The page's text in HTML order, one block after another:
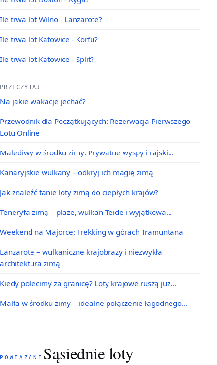
Ile trwa lot Wilno - Lanzarote?
Ile trwa lot Katowice - Korfu?
Ile trwa lot Katowice - Split?
PRZECZYTAJ
Na jakie wakacje jechać?
Przewodnik dla Początkujących: Rezerwacja Pierwszego
Lotu Online
Malediwy w środku zimy: Prywatne wyspy i rajski…
Kanaryjskie wulkany – odkryj ich magię zimą
Jak znaleźć tanie loty zimą do ciepłych krajów?
Teneryfa zimą – plaże, wulkan Teide i wyjątkowa…
Weekend na Majorce: Trekking w górach Tramuntana
Lanzarote – wulkaniczne krajobrazy i niezwykła
architektura zimą
Kiedy polecimy za granicę? Loty krajowe ruszą już…
Malta w środku zimy – idealne połączenie łagodnego…
POWIĄZANE Sąsiednie loty